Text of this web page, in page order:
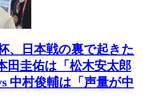
、日本戦の裏で起きた
田圭佑は「松木安太郎
中村俊輔は「声量が中